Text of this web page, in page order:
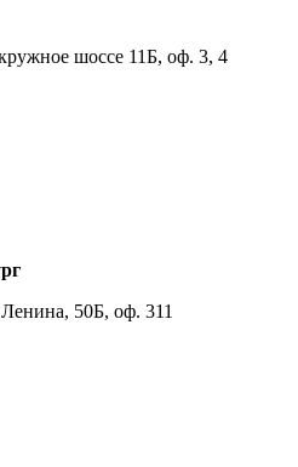
шоссе 11Б, оф. 3, 4
50Б, оф. 311